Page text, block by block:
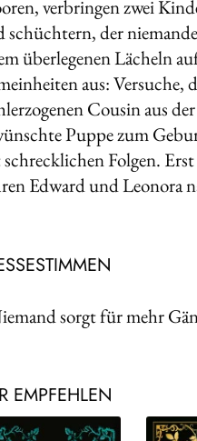
verbringen zwei
schüchtern, der
überlegenen Lächeln
aus:
Cousin aus
Puppe zum
Folgen.
Edward und Leonora
sorgt für mehr
EMPFEHLEN